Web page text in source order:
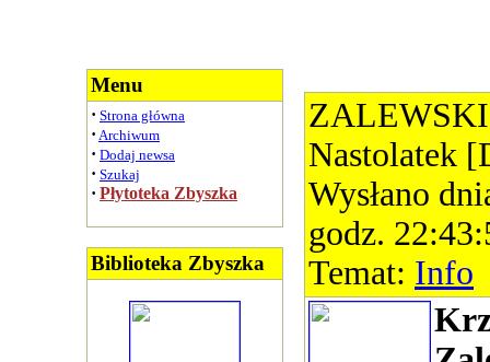
Menu
· Strona główna
· Archiwum
· Dodaj newsa
· Szukaj
· Płytoteka Zbyszka
Biblioteka Zbyszka
Nastolatek
Wysłano
godz.
Temat: Info